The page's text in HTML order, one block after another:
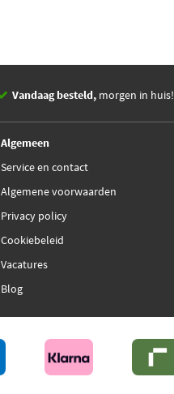
Vandaag besteld, morgen in huis!
Algemeen
Service en contact
Algemene voorwaarden
Privacy policy
Cookiebeleid
Vacatures
Blog